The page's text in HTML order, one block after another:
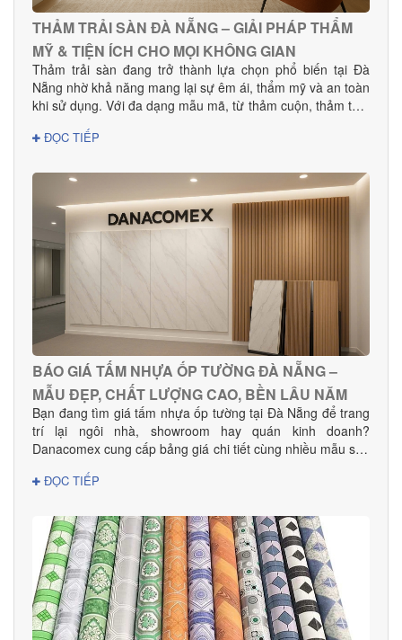
THẢM TRẢI SÀN ĐÀ NẴNG – GIẢI PHÁP THẨM
MỸ & TIỆN ÍCH CHO MỌI KHÔNG GIAN
Thảm trải sàn đang trở thành lựa chọn phổ biến tại Đà
Nẵng nhờ khả năng mang lại sự êm ái, thẩm mỹ và an toàn
khi sử dụng. Với đa dạng mẫu mã, từ thảm cuộn, thảm tấm
mọi nhu cầu decor và thi công dự án.
ĐỌC TIẾP
BÁO GIÁ TẤM NHỰA ỐP TƯỜNG ĐÀ NẴNG –
MẪU ĐẸP, CHẤT LƯỢNG CAO, BỀN LÂU NĂM
Bạn đang tìm giá tấm nhựa ốp tường tại Đà Nẵng để trang
trí lại ngôi nhà, showroom hay quán kinh doanh?
Danacomex cung cấp bảng giá chi tiết cùng nhiều mẫu sản
ĐỌC TIẾP